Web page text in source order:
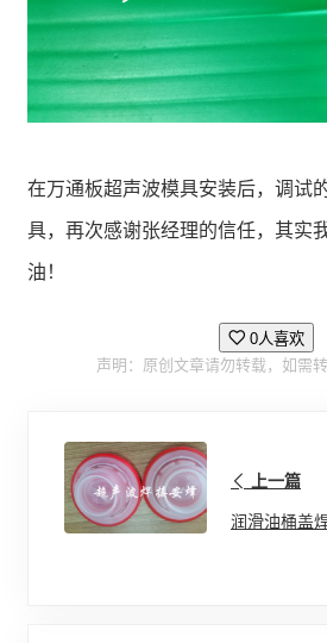
在万通板超声波模具安装后，调试
具，再次感谢张经理的信任，其实
油！
0人喜欢
声明：原创文章请勿转载，如需
上一篇
润滑油桶盖